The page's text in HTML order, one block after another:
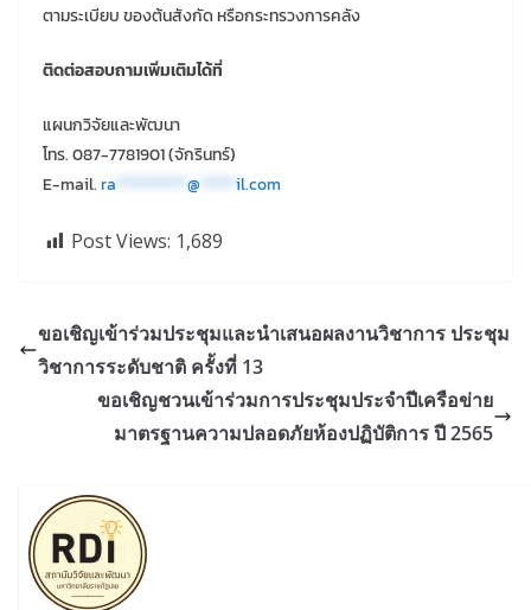
ตามระเบียบ ของต้นสังกัด หรือกระทรวงการคลัง
ติดต่อสอบถามเพิ่มเติมได้ที่
แผนกวิจัยและพัฒนา
โทร. 087-7781901 (จักรินทร์)
E-mail.ra @ il.com
Post Views: 1,689
ขอเชิญเข้าร่วมประชุมและนำเสนอผลงานวิชาการ ประชุม
วิชาการระดับชาติ ครั้งที่ 13
ขอเชิญชวนเข้าร่วมการประชุมประจำปีเครือข่าย
มาตรฐานความปลอดภัยห้องปฏิบัติการ ปี 2565